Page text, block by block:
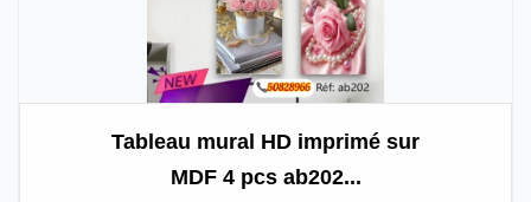
Tableau mural HD imprimé sur
MDF 4 pcs ab202...